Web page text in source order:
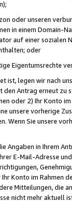
oder unseren
in einem Domain-
auf einer sozialen
oder
Eigentumsrechte
ist, legen wir nach
Antrag erneut zu
oder 2) Ihr Konto
unsere vorherige
Wenn Sie unsere
Angaben in Ihrem
E-Mail-Adresse
Konto im Rahmen
Mitteilungen, die
nicht mehr aktuell